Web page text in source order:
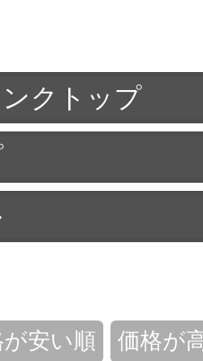
クトップ
安い順 価格が